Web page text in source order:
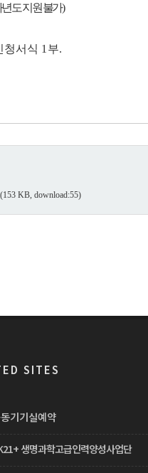
도 지원 불가)
서식 1부.
(153 KB, download:55)
SITES
기기실예약
생명과학고급인력양성사업단